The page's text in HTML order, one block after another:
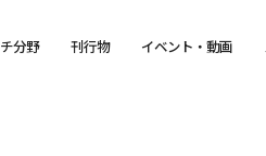
分野 刊行物 イベント・動画